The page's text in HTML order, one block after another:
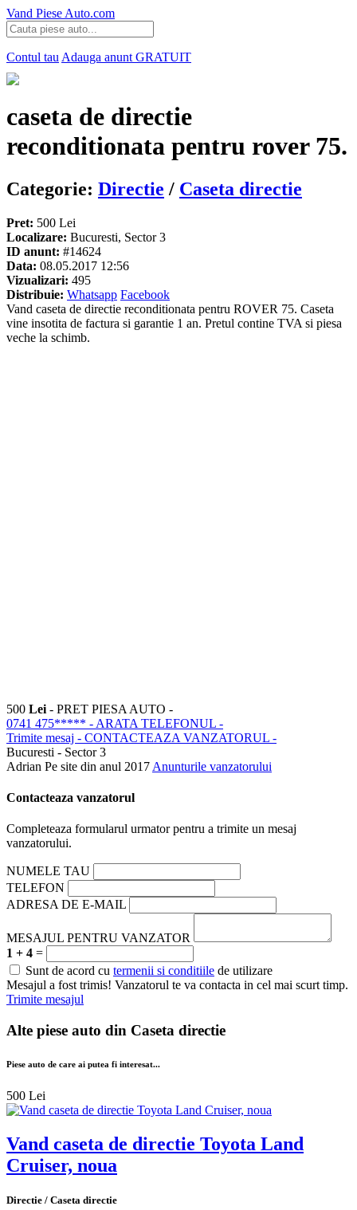
Vand Piese Auto.com
Contul tau Adauga anunt GRATUIT
caseta de directie
reconditionata pentru rover 75.
Categorie: Directie / Caseta directie
Pret: 500 Lei
Localizare: Bucuresti, Sector 3
ID anunt: #14624
Data: 08.05.2017 12:56
Vizualizari: 495
Distribuie: Whatsapp Facebook
Vand caseta de directie reconditionata pentru ROVER 75. Caseta
vine insotita de factura si garantie 1 an. Pretul contine TVA si piesa
veche la schimb.
500 Lei - PRET PIESA AUTO -
0741 475***** - ARATA TELEFONUL -
Trimite mesaj - CONTACTEAZA VANZATORUL -
Bucuresti - Sector 3
Adrian Pe site din anul 2017 Anunturile vanzatorului
Contacteaza vanzatorul
Completeaza formularul urmator pentru a trimite un mesaj
vanzatorului.
NUMELE TAU
TELEFON
ADRESA DE E-MAIL
MESAJUL PENTRU VANZATOR
1 + 4 =
Sunt de acord cu termenii si conditiile de utilizare
Mesajul a fost trimis! Vanzatorul te va contacta in cel mai scurt timp.
Trimite mesajul
Alte piese auto din Caseta directie
Piese auto de care ai putea fi interesat...
500 Lei
Vand caseta de directie Toyota Land
Cruiser, noua
Directie / Caseta directie